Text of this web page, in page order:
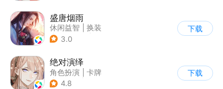
盛唐烟雨
休闲益智
换装
| 架空历史
3.0
下载
绝对演绎
角色扮演
卡牌
| 演艺圈
4.8
下载